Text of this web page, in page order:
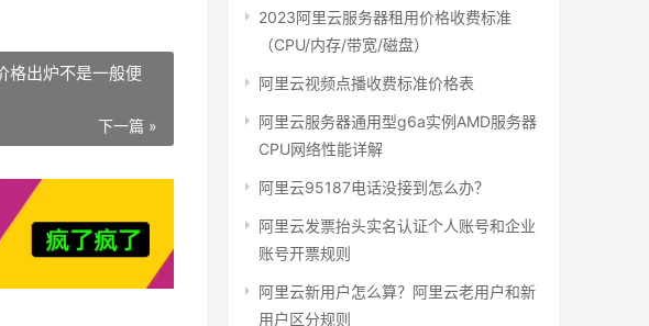
格出炉不是一般便
下一篇 »
2023阿里云服务器租用价格收费标准
（CPU/内存/带宽/磁盘）
阿里云视频点播收费标准价格表
阿里云服务器通用型g6a实例AMD服务器
CPU网络性能详解
阿里云95187电话没接到怎么办？
阿里云发票抬头实名认证个人账号和企业
账号开票规则
阿里云新用户怎么算？阿里云老用户和新
用户区分规则